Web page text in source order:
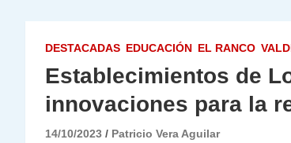
DESTACADAS EDUCACIÓN EL RANCO
Establecimientos de
innovaciones para la
14/10/2023 Patricio Vera Aguilar